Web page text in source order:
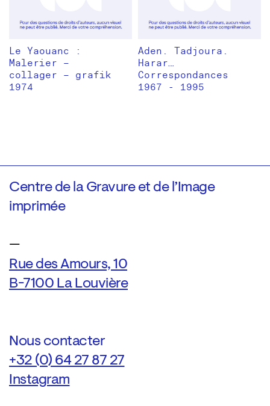
Le Yaouanc :
Malerier –
collager – grafik
1974
Aden. Tadjoura.
Harar…
Correspondances
1967 - 1995
Centre de la Gravure et de l’Image
imprimée
—
Rue des Amours, 10
B-7100 La Louvière
Nous contacter
+32 (0) 64 27 87 27
Instagram